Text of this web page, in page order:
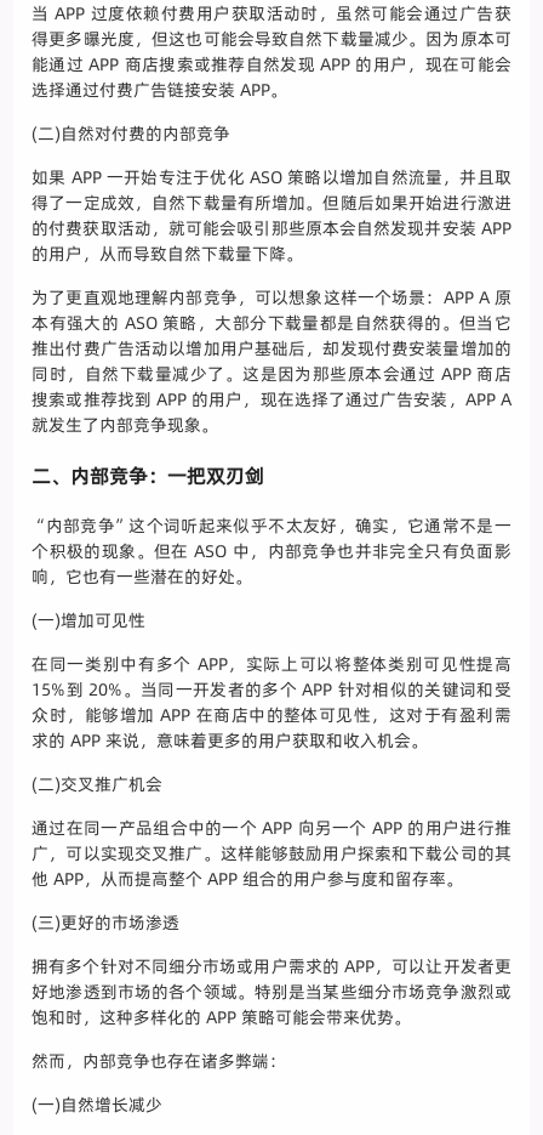
当 APP 过度依赖付费用户获取活动时，虽然可能会通过广告获
得更多曝光度，但这也可能会导致自然下载量减少。因为原本可
能通过 APP 商店搜索或推荐自然发现 APP 的用户，现在可能会
选择通过付费广告链接安装 APP。
(二)自然对付费的内部竞争
如果 APP 一开始专注于优化 ASO 策略以增加自然流量，并且取
得了一定成效，自然下载量有所增加。但随后如果开始进行激进
的付费获取活动，就可能会吸引那些原本会自然发现并安装 APP
的用户，从而导致自然下载量下降。
为了更直观地理解内部竞争，可以想象这样一个场景：APP A 原
本有强大的 ASO 策略，大部分下载量都是自然获得的。但当它
推出付费广告活动以增加用户基础后，却发现付费安装量增加的
同时，自然下载量减少了。这是因为那些原本会通过 APP 商店
搜索或推荐找到 APP 的用户，现在选择了通过广告安装，APP A
就发生了内部竞争现象。
二、内部竞争：一把双刃剑
“内部竞争”这个词听起来似乎不太友好，确实，它通常不是一
个积极的现象。但在 ASO 中，内部竞争也并非完全只有负面影
响，它也有一些潜在的好处。
(一)增加可见性
在同一类别中有多个 APP，实际上可以将整体类别可见性提高
15%到 20%。当同一开发者的多个 APP 针对相似的关键词和受
众时，能够增加 APP 在商店中的整体可见性，这对于有盈利需
求的 APP 来说，意味着更多的用户获取和收入机会。
(二)交叉推广机会
通过在同一产品组合中的一个 APP 向另一个 APP 的用户进行推
广，可以实现交叉推广。这样能够鼓励用户探索和下载公司的其
他 APP，从而提高整个 APP 组合的用户参与度和留存率。
(三)更好的市场渗透
拥有多个针对不同细分市场或用户需求的 APP，可以让开发者更
好地渗透到市场的各个领域。特别是当某些细分市场竞争激烈或
饱和时，这种多样化的 APP 策略可能会带来优势。
然而，内部竞争也存在诸多弊端：
(一)自然增长减少